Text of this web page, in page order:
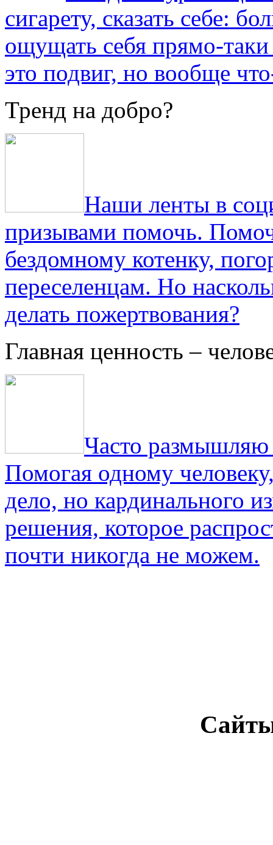
сигарету, сказать себе:
ощущать себя прямо-
это подвиг, но вообще
Тренд на добро?
Наши ленты в
призывами помочь.
бездомному котенку,
переселенцам. Но
делать пожертвования?
Главная ценность –
Часто размышляю
Помогая одному
дело, но кардинального
решения, которое
почти никогда не можем.